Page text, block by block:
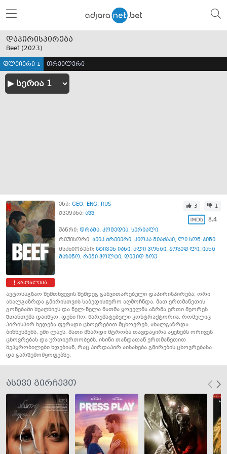
დაპირისპირება
Beef (2023)
ფლეიერი 1 თრეილერი
პრობლემა
ენა: GEO ENG RUS
ქვეყანა: აშშ
3 1
8.4
ჟანრი: დრამა, კომედია, სერიალი
რეჟისორი: ჯეიკ შრეიერი, კიოკა მიაძაკი, ლი სონ-ჯინი
მსახიობები: სტივენ იანი, ალი ვონგი, ჯოზეფ ლი, იანგ
მაზინო, რემი ჰოლტი, დევიდ ჩოუ
ავტოსაგზაო შემთხვევის შემდეგ განვითარებული დაპირისპირება, ორი
ახალგაზრდა გმირისთვის საბედისწერო აღმოჩნდა. მათ ერთმანეთის
გონებაში შეაღწიეს და ნელ-ნელა მათმა ყოველმა აზრმა ერთი მეორეს
შთანთქმა დაიწყო. დენი ჩო, წარუმატებელი კონტრაქტორია, რომელიც
პირისპირ ხვდება ფერადი ცხოვრებით მცხოვრებ, ახალგაზრდა
ბიზნესმენს, ემი ლაუს. მათი მზარდი მტრობა თავდაყირა აყენებს ორივეს
ცხოვრებას და ურთიერთობებს. ისინი თანდათან ერთმანეთით
შეპყრობილები ხდებიან, რაც პირდაპირ აისახება გმირების ცხოვრებასა
და გარშემომყოფებზე.
ასევე გირჩევთ